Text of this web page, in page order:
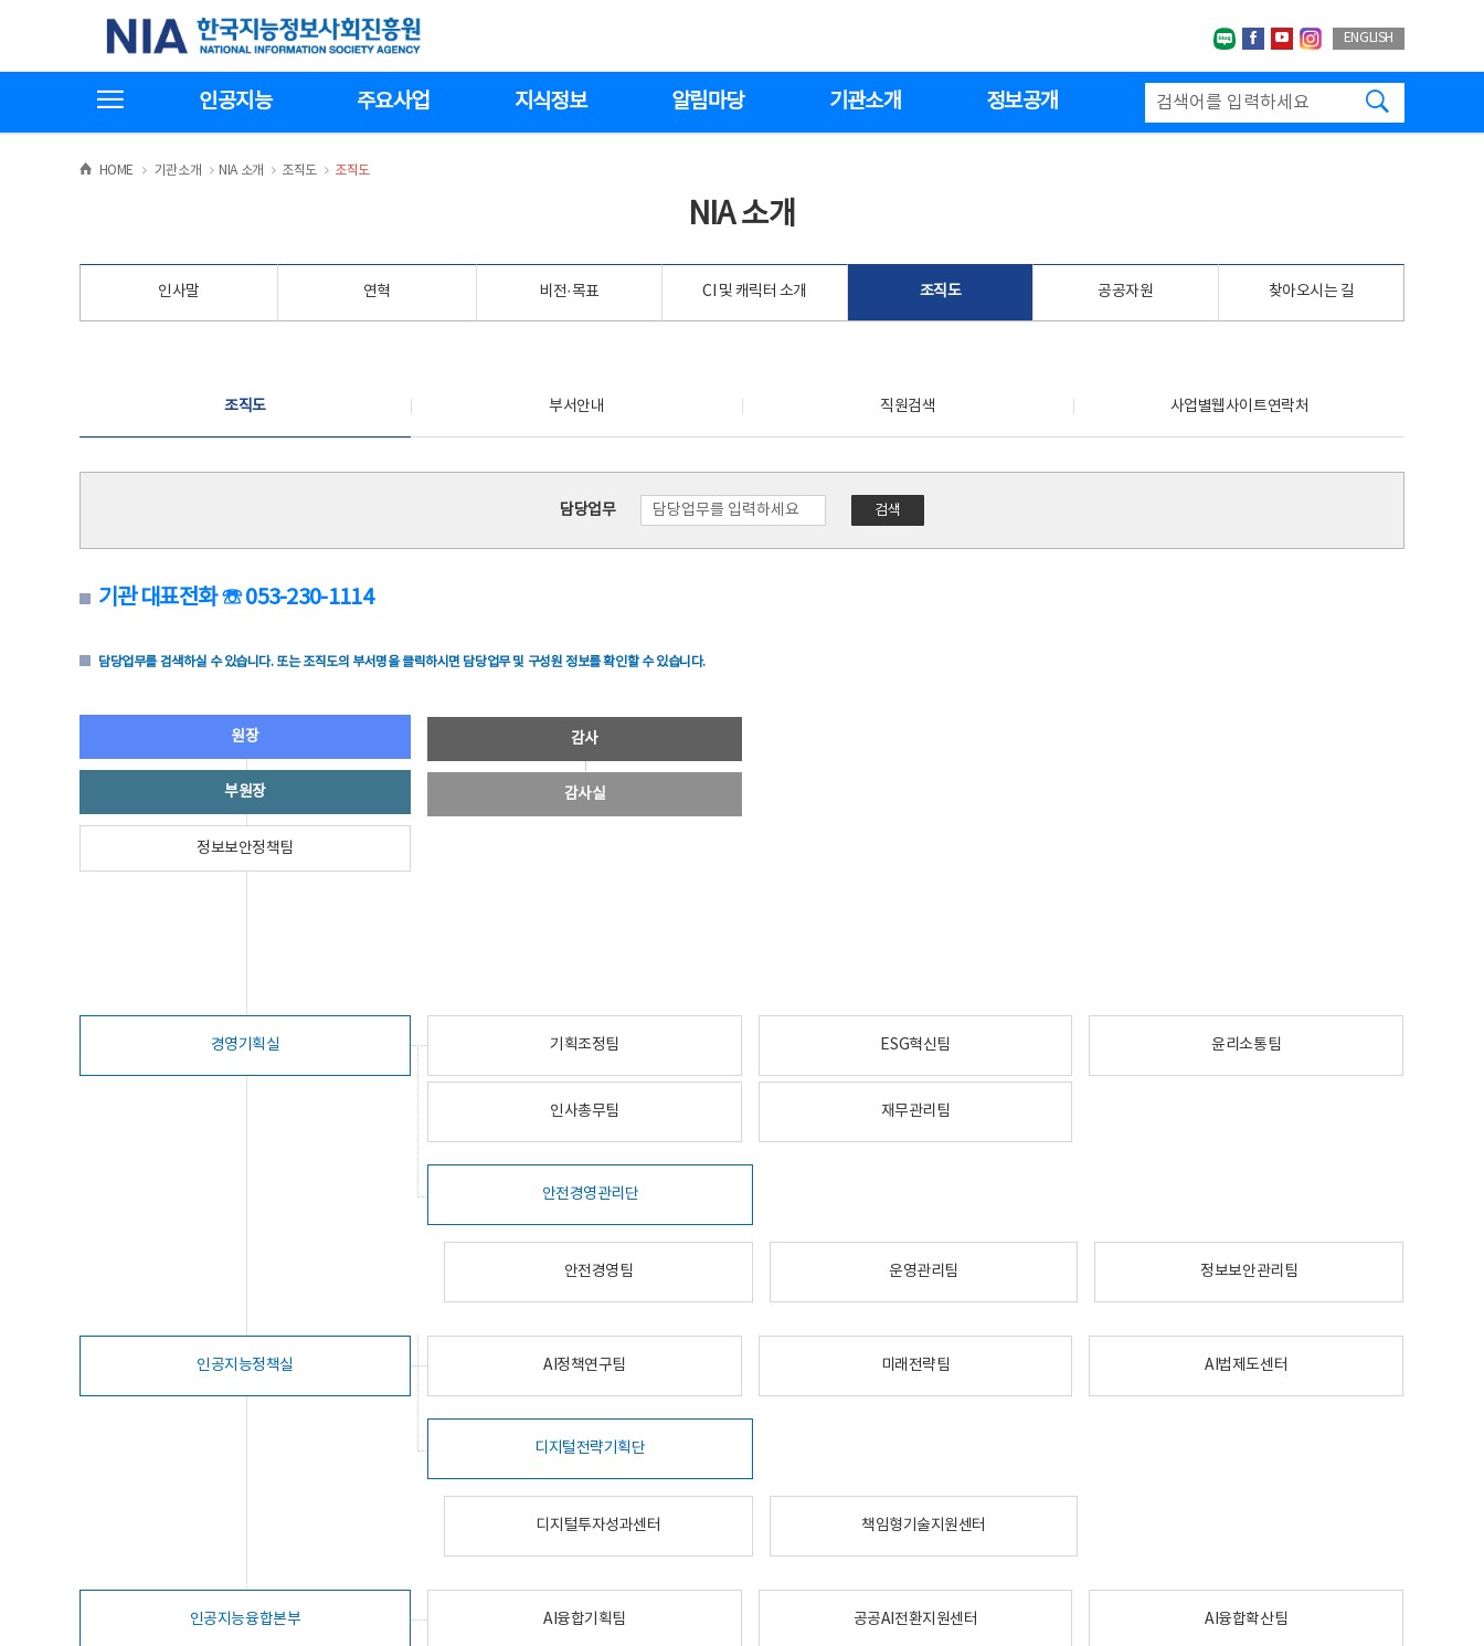
기
한국지능정보사회진흥원
네이버블로그
페이스북
유투브인스타그랩
ENGLISH
인공지능 주요사업 지식정보 알림마당 기관소개 정보공개
HOME >
기관소개 >NIA 소개 >
조직도 >
조직도
NIA 소개
인사말 연혁 비전·목표 CI 및 캐릭터 소개 조직도 공공자원 찾아오시는 길
조직도 부서안내 직원검색 사업별웹사이트연락처
담당업무 검색
기관 대표전화 ☏ 053-230-1114
담당업무를 검색하실 수 있습니다. 또는 조직도의 부서명을 클릭하시면 담당업무 및 구성원 정보를 확인할 수 있습니다.
원장
부원장
정보보안정책팀
감사
감사실
경영기획실 기획조정팀 ESG혁신팀 윤리소통팀
인사총무팀 재무관리팀
안전경영관리단
안전경영팀 운영관리팀 정보보안관리팀
인공지능정책실 AI정책연구팀 미래전략팀 AI법제도센터
디지털전략기획단
디지털투자성과센터 책임형기술지원센터
인공지능융합본부 AI융합기획팀 공공AI전환지원센터 AI융합확산팀